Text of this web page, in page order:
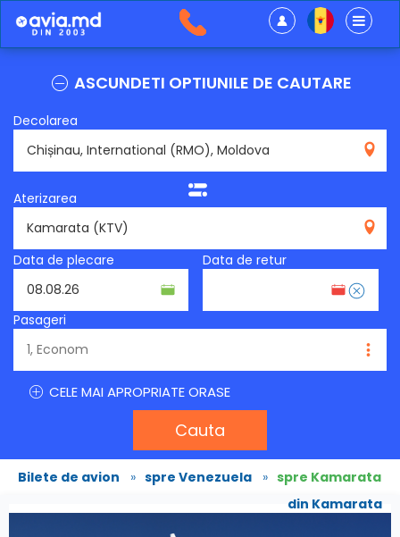
ASCUNDETI OPTIUNILE DE CAUTARE
Decolarea
Aterizarea
Data de plecare
Data de retur
Pasageri
CELE MAI APROPRIATE ORASE
Cauta
Bilete de avion » spre Venezuela » spre Kamarata
din Kamarata